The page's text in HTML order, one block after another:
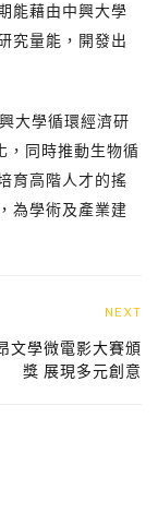
能藉由中興大學
究量能，開發出
大學循環經濟研
，同時推動生物循
育高階人才的搖
為學術及產業建
NEXT
文學微電影大賽頒
獎 展現多元創意